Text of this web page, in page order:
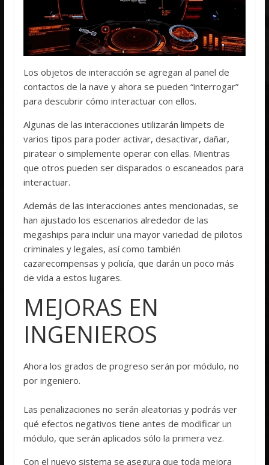
Los objetos de interacción se agregan al panel de
contactos de la nave y ahora se pueden “interrogar”
para descubrir cómo interactuar con ellos.
Algunas de las interacciones utilizarán limpets de
varios tipos para poder activar, desactivar, dañar,
piratear o simplemente operar con ellas. Mientras
que otros pueden ser disparados o escaneados para
interactuar.
Además de las interacciones antes mencionadas, se
han ajustado los escenarios alrededor de las
megaships para incluir una mayor variedad de pilotos
criminales y legales, así como también
cazarecompensas y policía, que darán un poco más
de vida a estos lugares.
MEJORAS EN
INGENIEROS
Ahora los grados de progreso serán por módulo, no
por ingeniero.
Las penalizaciones no serán aleatorias y podrás ver
qué efectos negativos tiene antes de modificar un
módulo, que serán aplicados sólo la primera vez.
Con el nuevo sistema se asegura que toda mejora